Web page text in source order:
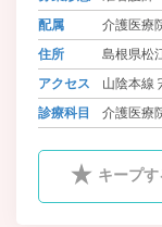
配属
介護医療
住所
島根県松
アクセス
山陰本線
診療科目
介護医療
キープす